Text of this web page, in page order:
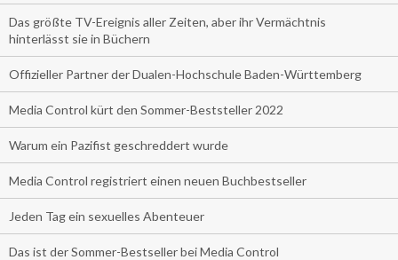
Das größte TV-Ereignis aller Zeiten, aber ihr Vermächtnis
hinterlässt sie in Büchern
Offizieller Partner der Dualen-Hochschule Baden-Württemberg
Media Control kürt den Sommer-Beststeller 2022
Warum ein Pazifist geschreddert wurde
Media Control registriert einen neuen Buchbestseller
Jeden Tag ein sexuelles Abenteuer
Das ist der Sommer-Bestseller bei Media Control